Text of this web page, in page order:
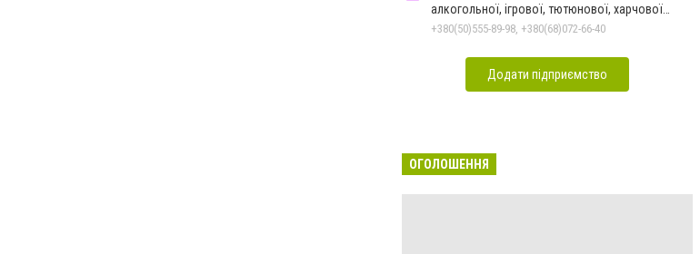
алкогольної, ігрової, тютюнової, харчової
залежностей, неврозів т
+380(50)555-89-98, +380(68)072-66-40
Додати підприємство
ОГОЛОШЕННЯ